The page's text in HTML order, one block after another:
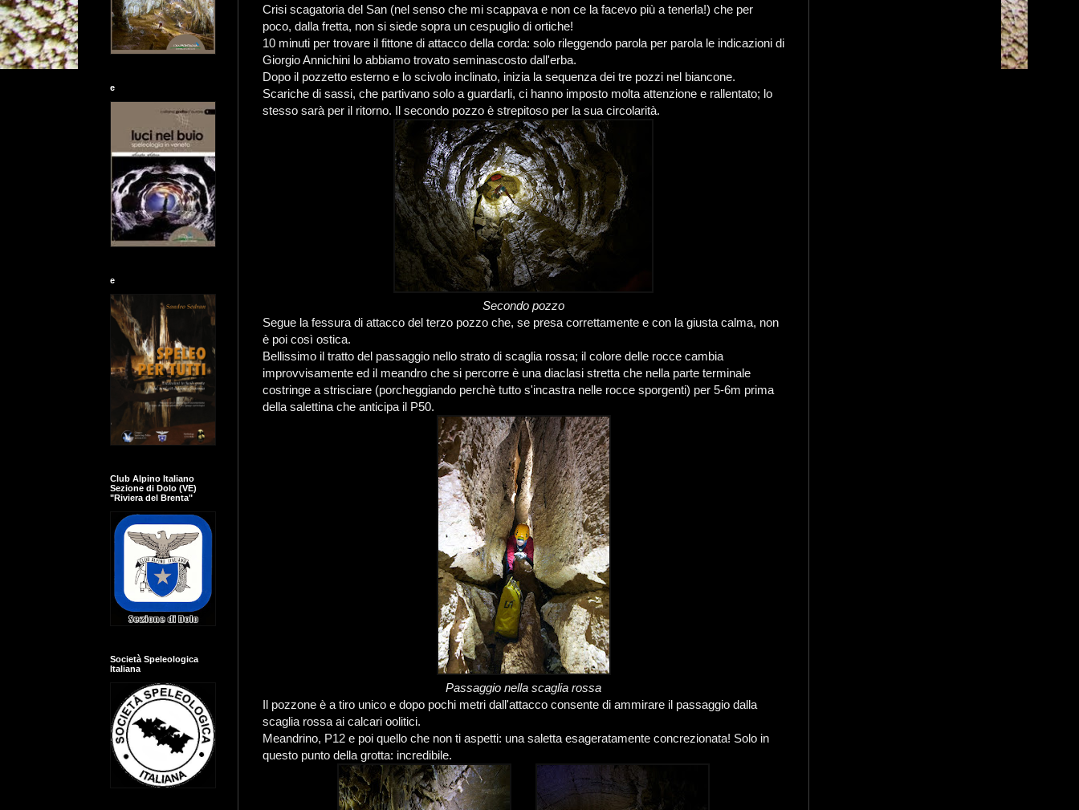
Crisi scagatoria del San (nel senso che mi scappava e non ce la facevo più a tenerla!) che per
poco, dalla fretta, non si siede sopra un cespuglio di ortiche!
10 minuti per trovare il fittone di attacco della corda: solo rileggendo parola per parola le indicazioni di
Giorgio Annichini lo abbiamo trovato seminascosto dall'erba.
Dopo il pozzetto esterno e lo scivolo inclinato, inizia la sequenza dei tre pozzi nel biancone.
Scariche di sassi, che partivano solo a guardarli, ci hanno imposto molta attenzione e rallentato; lo
stesso sarà per il ritorno. Il secondo pozzo è strepitoso per la sua circolarità.
Secondo pozzo
Segue la fessura di attacco del terzo pozzo che, se presa correttamente e con la giusta calma, non
è poi così ostica.
Bellissimo il tratto del passaggio nello strato di scaglia rossa; il colore delle rocce cambia
improvvisamente ed il meandro che si percorre è una diaclasi stretta che nella parte terminale
costringe a strisciare (porcheggiando perchè tutto s'incastra nelle rocce sporgenti) per 5-6m prima
della salettina che anticipa il P50.
Passaggio nella scaglia rossa
Il pozzone è a tiro unico e dopo pochi metri dall'attacco consente di ammirare il passaggio dalla
scaglia rossa ai calcari oolitici.
Meandrino, P12 e poi quello che non ti aspetti: una saletta esageratamente concrezionata! Solo in
questo punto della grotta: incredibile.
e
e
Club Alpino Italiano
Sezione di Dolo (VE)
"Riviera del Brenta"
Società Speleologica
Italiana